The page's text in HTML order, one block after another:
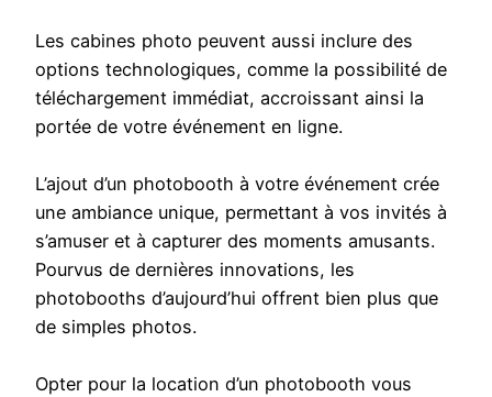
Les cabines photo peuvent aussi inclure des
options technologiques, comme la possibilité de
téléchargement immédiat, accroissant ainsi la
portée de votre événement en ligne.
L’ajout d’un photobooth à votre événement crée
une ambiance unique, permettant à vos invités à
s’amuser et à capturer des moments amusants.
Pourvus de dernières innovations, les
photobooths d’aujourd’hui offrent bien plus que
de simples photos.
Opter pour la location d’un photobooth vous